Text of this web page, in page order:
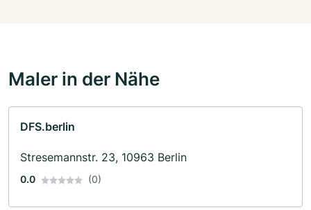
Maler in der Nähe
DFS.berlin
Stresemannstr. 23, 10963 Berlin
0.0 (0)